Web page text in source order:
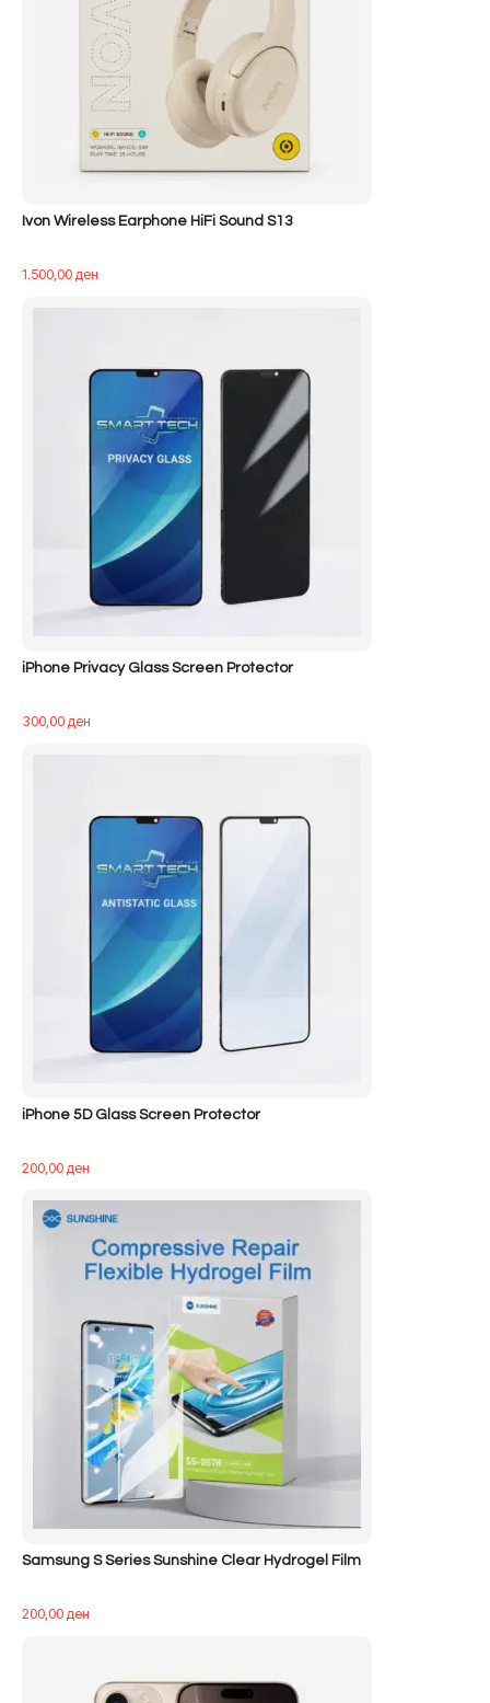
Ivon Wireless Earphone HiFi Sound S13
1.500,00ден
iPhone Privacy Glass Screen Protector
300,00ден
iPhone 5D Glass Screen Protector
200,00ден
Samsung S Series Sunshine Clear Hydrogel Film
200,00ден